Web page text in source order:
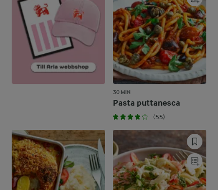
30 MIN
Pasta puttanesca
(55)